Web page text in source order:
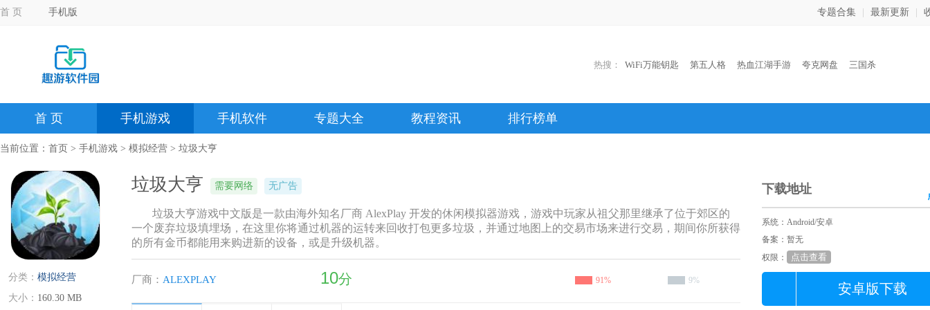
首 页 手机版 专题合集 最新更新
热搜： WiFi万能钥匙 第五人格 热血江湖手游 夸克网盘 三国杀
首 页 手机游戏 手机软件 专题大全 教程资讯 排行榜单
当前位置： 首页 > 手机游戏 > 模拟经营 > 垃圾大亨
分类： 模拟经营
大小： 160.30 MB
垃圾大亨 需要网络 无广告
垃圾大亨游戏中文版是一款由海外知名厂商 AlexPlay 开发的休闲模拟器游戏，游戏中玩家从祖父那里继承了位于郊区的
一个废弃垃圾填埋场，在这里你将通过机器的运转来回收打包更多垃圾，并通过地图上的交易市场来进行交易，期间你所获得
的所有金币都能用来购进新的设备，或是升级机器。
厂商： ALEXPLAY 10分 91% 9%
下载地址
系统：Android/安卓
备案：暂无
权限：
点击查看
安卓版下载